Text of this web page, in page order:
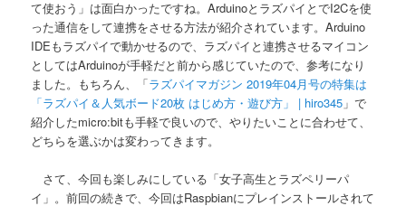
て使おう」は面白かったですね。ArduinoとラズパイとでI2Cを使
った通信をして連携をさせる方法が紹介されています。Arduino
IDEもラズパイで動かせるので、ラズパイと連携させるマイコン
としてはArduinoが手軽だと前から感じていたので、参考になり
ました。もちろん、「ラズパイマガジン 2019年04月号の特集は
「ラズパイ＆人気ボード20枚 はじめ方・遊び方」 | hiro345 」で
紹介したmicro:bitも手軽で良いので、やりたいことに合わせて、
どちらを選ぶかは変わってきます。
さて、今回も楽しみにしている「女子高生とラズペリーパ
イ」。前回の続きで、今回はRaspbianにプレインストールされて